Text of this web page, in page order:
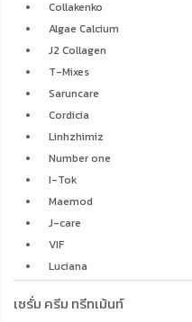
Collakenko
Algae Calcium
J2 Collagen
T-Mixes
Saruncare
Cordicia
Linhzhimiz
Number one
I-Tok
Maemod
J-care
VIF
Luciana
เซรั่ม ครีม ทรีทเม้นท์